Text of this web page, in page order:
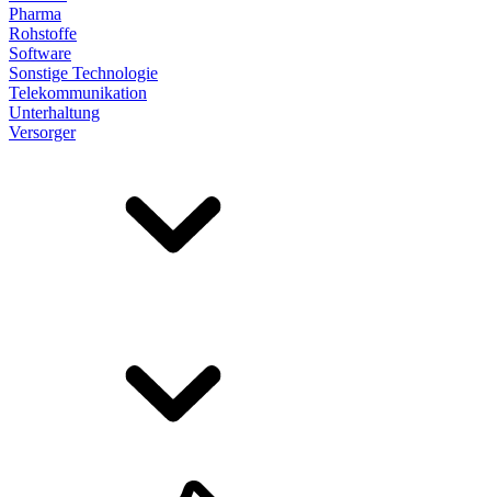
Pharma
Rohstoffe
Software
Sonstige Technologie
Telekommunikation
Unterhaltung
Versorger